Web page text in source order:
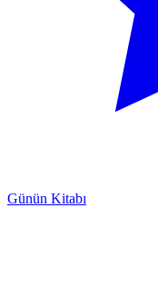
Günün Kitabı